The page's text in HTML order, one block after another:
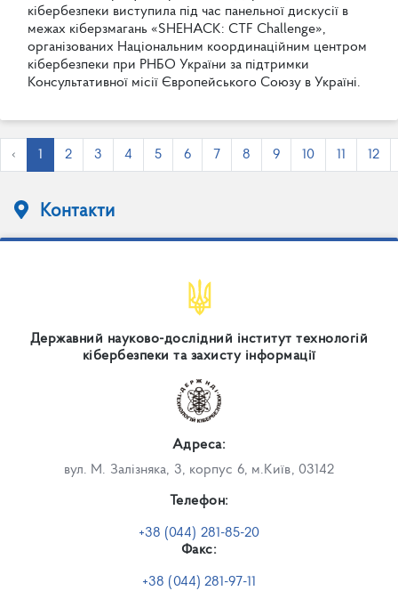
кібербезпеки виступила під час панельної дискусії в
межах кіберзмагань «SHEHACK: CT F Challenge»,
організованих Національним координаційним центром
кібербезпеки при РНБО України за підтримки
Консультативної місії Європейського Союзу в Україні.
‹ 1 2 3 4 5 6 7 8 9 10 11 12
Контакти
Державний науково-дослідний інститут технологій
кібербезпеки та захисту інформації
Адреса:
вул. М. Залізняка, 3, корпус 6, м.Київ, 03142
Телефон:
+38 (044) 281-85-20
Факс:
+38 (044) 281-97-11